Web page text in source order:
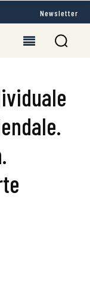
Newsletter